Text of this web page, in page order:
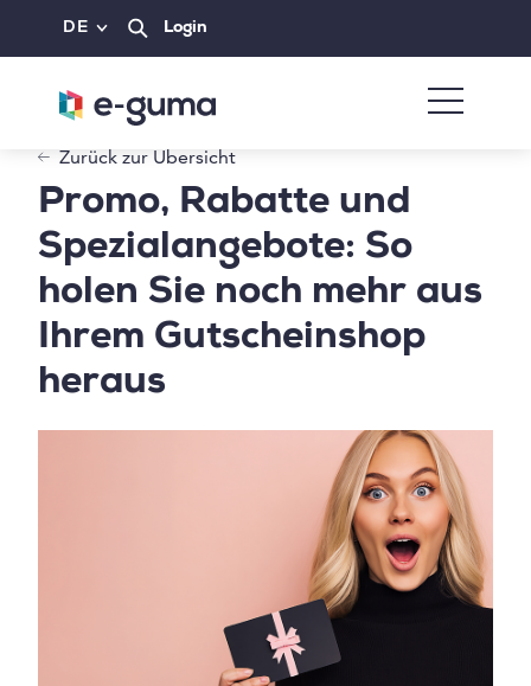
DE Login
Zurück zur Übersicht
Promo, Rabatte und
Spezialangebote: So
holen Sie noch mehr aus
Ihrem Gutscheinshop
heraus